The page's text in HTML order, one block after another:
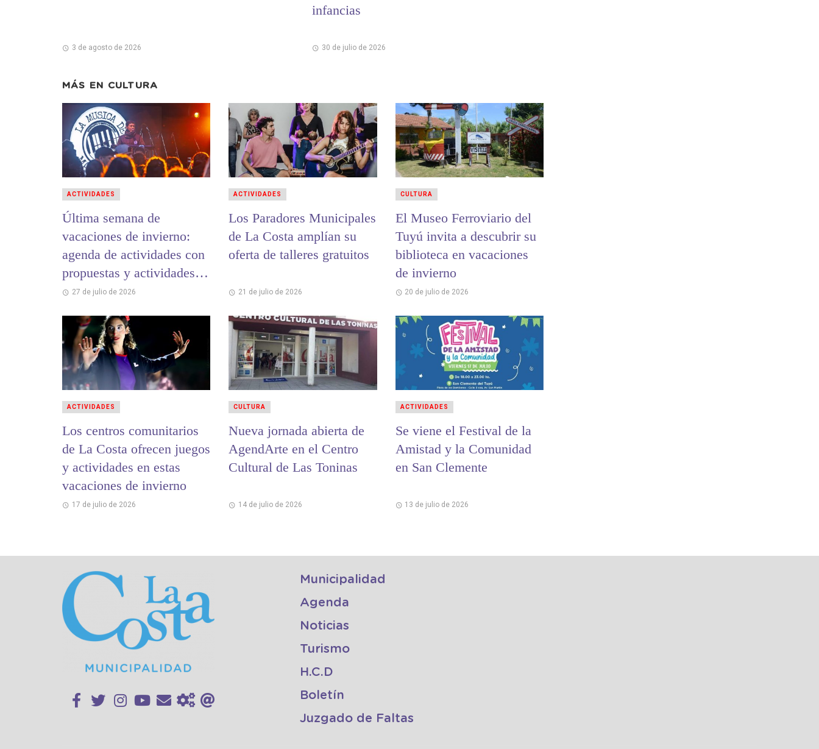
3 de agosto de 2026
infancias
30 de julio de 2026
MÁS EN CULTURA
Última semana de
vacaciones de invierno:
agenda de actividades con
propuestas y actividades
para toda la familia
27 de julio de 2026
ACTIVIDADES
Los Paradores Municipales
de La Costa amplían su
oferta de talleres gratuitos
21 de julio de 2026
ACTIVIDADES
El Museo Ferroviario del
Tuyú invita a descubrir su
biblioteca en vacaciones
de invierno
20 de julio de 2026
CULTURA
Los centros comunitarios
de La Costa ofrecen juegos
y actividades en estas
vacaciones de invierno
17 de julio de 2026
ACTIVIDADES
Nueva jornada abierta de
AgendArte en el Centro
Cultural de Las Toninas
14 de julio de 2026
CULTURA
Se viene el Festival de la
Amistad y la Comunidad
en San Clemente
13 de julio de 2026
ACTIVIDADES
Municipalidad
Agenda
Noticias
Turismo
H.C.D
Boletín
Juzgado de Faltas